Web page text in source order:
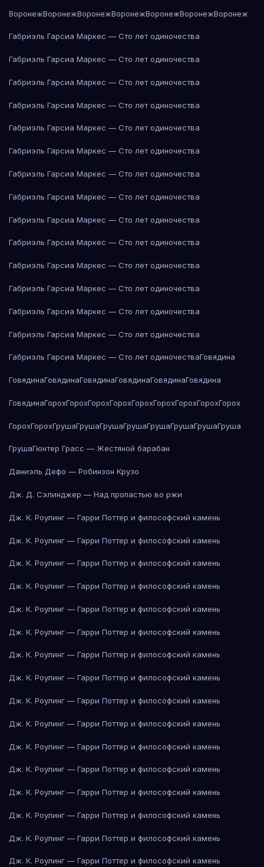
ВоронежВоронежВоронежВоронежВоронежВоронежВоронеж
Габриэль Гарсиа Маркес — Сто лет одиночества
Габриэль Гарсиа Маркес — Сто лет одиночества
Габриэль Гарсиа Маркес — Сто лет одиночества
Габриэль Гарсиа Маркес — Сто лет одиночества
Габриэль Гарсиа Маркес — Сто лет одиночества
Габриэль Гарсиа Маркес — Сто лет одиночества
Габриэль Гарсиа Маркес — Сто лет одиночества
Габриэль Гарсиа Маркес — Сто лет одиночества
Габриэль Гарсиа Маркес — Сто лет одиночества
Габриэль Гарсиа Маркес — Сто лет одиночества
Габриэль Гарсиа Маркес — Сто лет одиночества
Габриэль Гарсиа Маркес — Сто лет одиночества
Габриэль Гарсиа Маркес — Сто лет одиночества
Габриэль Гарсиа Маркес — Сто лет одиночества
Габриэль Гарсиа Маркес — Сто лет одиночестваГовядина
ГовядинаГовядинаГовядинаГовядинаГовядинаГовядина
ГовядинаГорохГорохГорохГорохГорохГорохГорохГорохГорох
ГорохГорохГрушаГрушаГрушаГрушаГрушаГрушаГрушаГруша
ГрушаГюнтер Грасс — Жестяной барабан
Даниэль Дефо — Робинзон Крузо
Дж. Д. Сэлинджер — Над пропастью во ржи
Дж. К. Роулинг — Гарри Поттер и философский камень
Дж. К. Роулинг — Гарри Поттер и философский камень
Дж. К. Роулинг — Гарри Поттер и философский камень
Дж. К. Роулинг — Гарри Поттер и философский камень
Дж. К. Роулинг — Гарри Поттер и философский камень
Дж. К. Роулинг — Гарри Поттер и философский камень
Дж. К. Роулинг — Гарри Поттер и философский камень
Дж. К. Роулинг — Гарри Поттер и философский камень
Дж. К. Роулинг — Гарри Поттер и философский камень
Дж. К. Роулинг — Гарри Поттер и философский камень
Дж. К. Роулинг — Гарри Поттер и философский камень
Дж. К. Роулинг — Гарри Поттер и философский камень
Дж. К. Роулинг — Гарри Поттер и философский камень
Дж. К. Роулинг — Гарри Поттер и философский камень
Дж. К. Роулинг — Гарри Поттер и философский камень
Дж. К. Роулинг — Гарри Поттер и философский камень